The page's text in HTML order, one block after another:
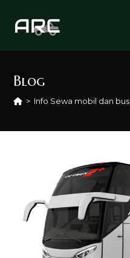
Blog
> Info Sewa mobil dan bus